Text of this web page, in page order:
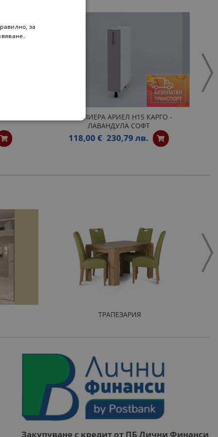
БУТИЛИЕРА АРИЕЛ Н15 КАРГО -
ЛАВАНДУЛА СОФТ
118,00 € 230,79 лв.
ТРАПЕЗАРИЯ
Закупуване с кредит от ПБ Лични Финанси
за